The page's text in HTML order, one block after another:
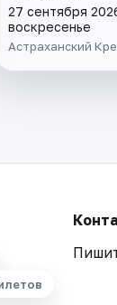
27 сентября
воскресенье
Астраханский